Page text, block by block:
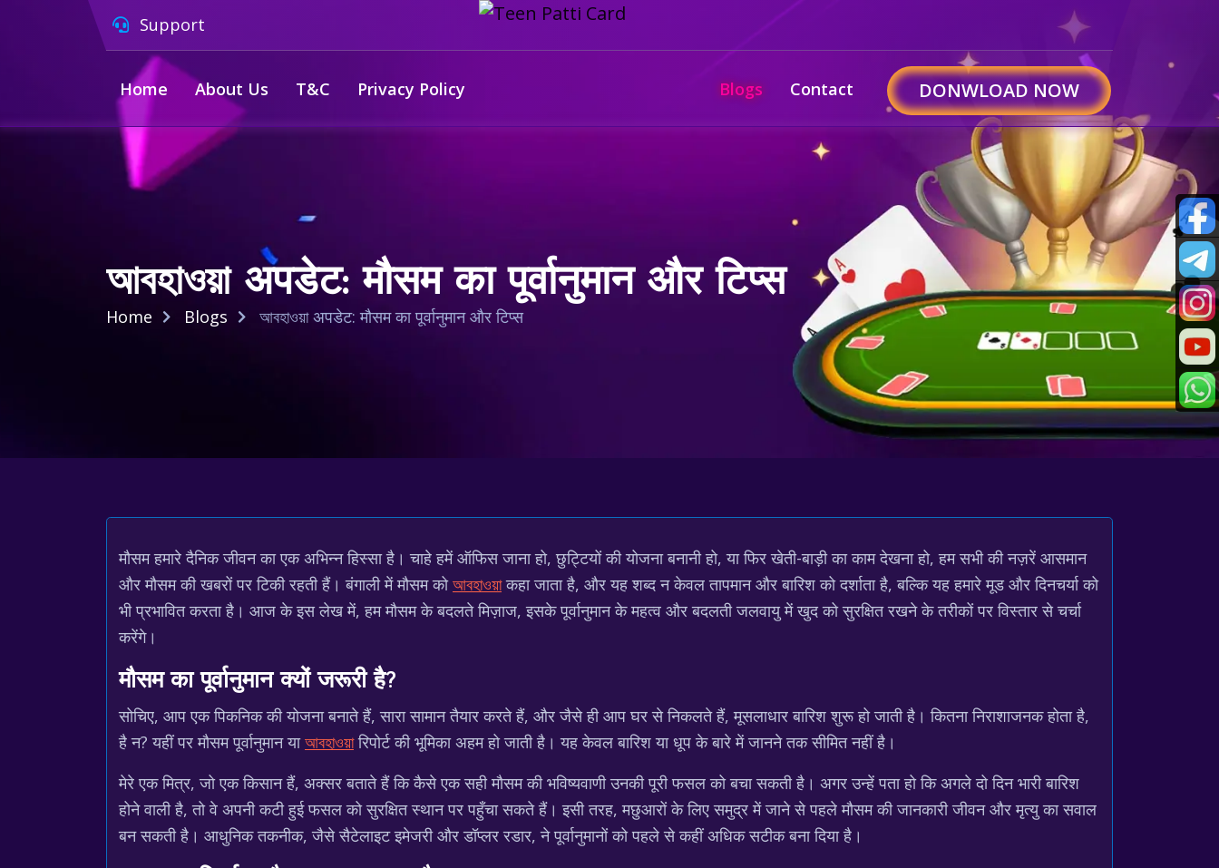
Support
Home About Us T&C Privacy Policy Blogs Contact DONWLOAD NOW
আবহাওয়া अपडेट: मौसम का पूर्वानुमान और टिप्स
Home Blogs আবহাওয়া अपडेट: मौसम का पूर्वानुमान और टिप्स
मौसम हमारे दैनिक जीवन का एक अभिन्न हिस्सा है। चाहे हमें ऑफिस जाना हो, छुट्टियों की योजना बनानी हो, या फिर खेती-बाड़ी का काम देखना हो, हम सभी की नज़रें आसमान
और मौसम की खबरों पर टिकी रहती हैं। बंगाली में मौसम कोআবহাওয়াकहा जाता है, और यह शब्द न केवल तापमान और बारिश को दर्शाता है, बल्कि यह हमारे मूड और दिनचर्या को
भी प्रभावित करता है। आज के इस लेख में, हम मौसम के बदलते मिज़ाज, इसके पूर्वानुमान के महत्व और बदलती जलवायु में खुद को सुरक्षित रखने के तरीकों पर विस्तार से चर्चा
करेंगे।
मौसम का पूर्वानुमान क्यों जरूरी है?
सोचिए, आप एक पिकनिक की योजना बनाते हैं, सारा सामान तैयार करते हैं, और जैसे ही आप घर से निकलते हैं, मूसलाधार बारिश शुरू हो जाती है। कितना निराशाजनक होता है,
है न? यहीं पर मौसम पूर्वानुमान याআবহাওয়াरिपोर्ट की भूमिका अहम हो जाती है। यह केवल बारिश या धूप के बारे में जानने तक सीमित नहीं है।
मेरे एक मित्र, जो एक किसान हैं, अक्सर बताते हैं कि कैसे एक सही मौसम की भविष्यवाणी उनकी पूरी फसल को बचा सकती है। अगर उन्हें पता हो कि अगले दो दिन भारी बारिश
होने वाली है, तो वे अपनी कटी हुई फसल को सुरक्षित स्थान पर पहुँचा सकते हैं। इसी तरह, मछुआरों के लिए समुद्र में जाने से पहले मौसम की जानकारी जीवन और मृत्यु का सवाल
बन सकती है। आधुनिक तकनीक, जैसे सैटेलाइट इमेजरी और डॉप्लर रडार, ने पूर्वानुमानों को पहले से कहीं अधिक सटीक बना दिया है।